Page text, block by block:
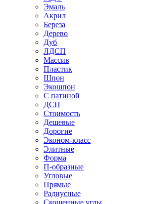
Эмаль
Акрил
Береза
Дерево
Дуб
ЛДСП
Массив
Пластик
Шпон
Экошпон
С патиной
ДСП
Стоимость
Дешевые
Дорогие
Эконом-класс
Элитные
Форма
П-образные
Угловые
Прямые
Радиусные
Скошенные углы